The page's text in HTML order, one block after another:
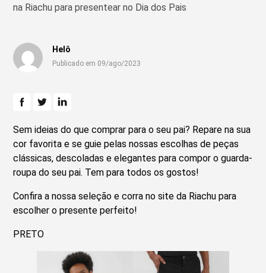
na Riachu para presentear no Dia dos Pais
Helô
Publicado em 09/ago/2023
Sem ideias do que comprar para o seu pai? Repare na sua
cor favorita e se guie pelas nossas escolhas de peças
clássicas, descoladas e elegantes para compor o guarda-
roupa do seu pai. Tem para todos os gostos!
Confira a nossa seleção e corra no site da Riachu para
escolher o presente perfeito!
PRETO